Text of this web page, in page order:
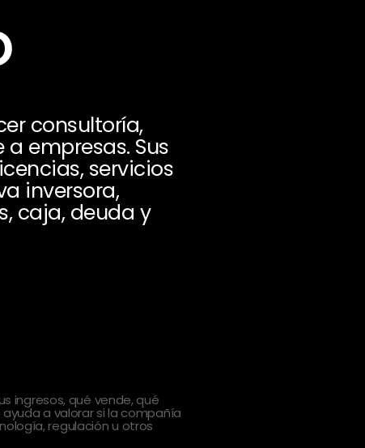
consultoría,
empresas. Sus
servicios
inversora,
caja, deuda y
ingresos, qué vende, qué
a valorar si la compañía
regulación u otros